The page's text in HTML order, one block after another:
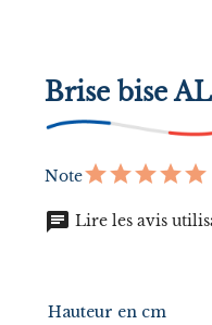
Brise bise
Note
chat Lire les avis
Hauteur en cm